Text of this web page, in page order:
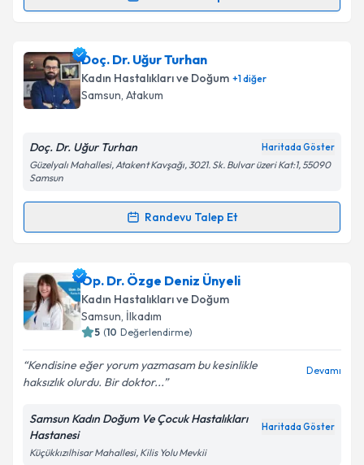
Takvim Talebini Gönder
Randevu Takvimi Talebi
Op. Dr. Kadir Şahiniçin randevu takvimi talebi
oluşturun. Size bu uzmandan randevu almanız için bir
takvim hazırlandığında e-posta ile bilgilendireceğiz.
Kişisel verilerimin işlenmesine ilişkinAydınlatma
'ni okudum ve kişisel verilerimin belirtilen
kapsamda işlenmesini kabul ediyorum.
Takvim Talebini Gönder
Doç. Dr. Uğur Turhan
Kadın Hastalıkları ve Doğum +1diğer
Samsun, Atakum
Doç. Dr. Uğur Turhan Haritada Göster
Güzelyalı Mahallesi, Atakent Kavşağı, 3021. Sk. Bulvar üzeri Kat:1, 55090
Samsun
Randevu Talep Et
Randevu Takvimi Talebi
Doç. Dr. Uğur Turhaniçin randevu takvimi talebi
oluşturun. Size bu uzmandan randevu almanız için bir
takvim hazırlandığında e-posta ile bilgilendireceğiz.
Kişisel verilerimin işlenmesine ilişkin
Aydınlatma
Metni
kapsamda işlenmesini kabul ediyorum.
Op. Dr. Özge Deniz Ünyeli
Kadın Hastalıkları ve Doğum
Samsun, İlkadım
5 (10 Değerlendirme)
Kendisine eğer yorum yazmasam bu kesinlikle
haksızlık olurdu. Bir doktor...
Devamı
Samsun Kadın Doğum Ve Çocuk Hastalıkları
Hastanesi
Haritada Göster
Küçükkızılhisar Mahallesi, Kilis Yolu Mevkii